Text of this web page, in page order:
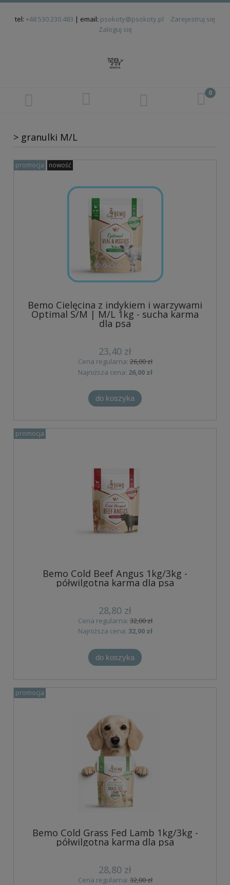
tel: +48 530 230 483 | email: psokoty@psokoty.pl
Zarejestruj się
Zaloguj się
> granulki M/L
Bemo Cielęcina z indykiem i warzywami
Optimal S/M | M/L 1kg - sucha karma
dla psa
23,40 zł
Cena regularna:26,00 zł
Najniższa cena: 26,00 zł
do koszyka
promocja nowość
Bemo Cold Beef Angus 1kg/3kg -
półwilgotna karma dla psa
28,80 zł
Cena regularna:32,00 zł
Najniższa cena: 32,00 zł
do koszyka
promocja
Bemo Cold Grass Fed Lamb 1kg/3kg -
półwilgotna karma dla psa
28,80 zł
Cena regularna:32,00 zł
promocja